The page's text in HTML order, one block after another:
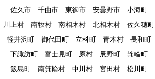
佐久市 千曲市 東御市 安曇野市 小海町
川上村 南牧村 南相木村 北相木村 佐久穂町
軽井沢町 御代田町 立科町 青木村 長和町
下諏訪町 富士見町 原村 辰野町 箕輪町
飯島町 南箕輪村 中川村 宮田村 松川町